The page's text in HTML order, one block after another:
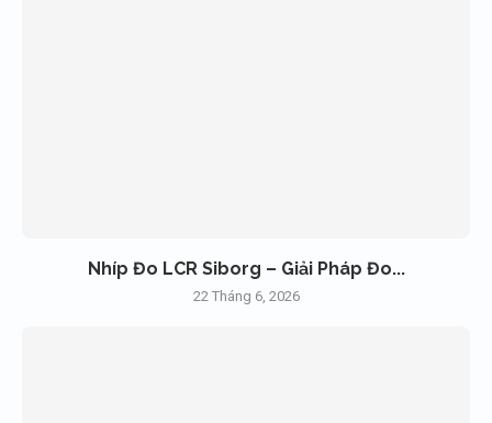
Nhíp Đo LCR Siborg – Giải Pháp Đo...
22 Tháng 6, 2026